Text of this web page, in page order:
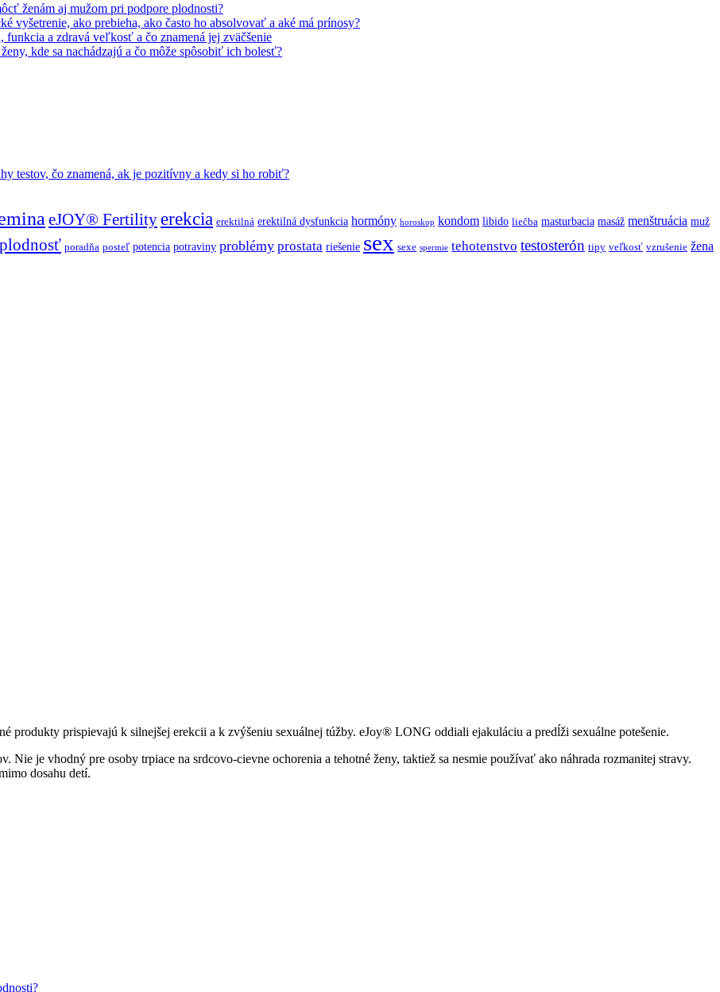
ženám aj mužom pri podpore plodnosti?
vyšetrenie, ako prebieha, ako často ho absolvovať a aké má prínosy?
funkcia a zdravá veľkosť a čo znamená jej zväčšenie
kde sa nachádzajú a čo môže spôsobiť ich bolesť?
testov, čo znamená, ak je pozitívny a kedy si ho robiť?
eJOY® Fertility erekcia erektilná erektilná dysfunkcia hormóny horoskop kondom libido liečba masturbacia masáž menštruácia muž
plodnosť poradňa posteľ potencia potraviny problémy prostata riešenie sex sexe spermie tehotenstvo testosterón tipy veľkosť vzrušenie žena
produkty prispievajú k silnejšej erekcii a k zvýšeniu sexuálnej túžby. eJoy® LONG oddiali ejakuláciu a predĺži sexuálne potešenie.
je vhodný pre osoby trpiace na srdcovo-cievne ochorenia a tehotné ženy, taktiež sa nesmie používať ako náhrada rozmanitej stravy.
dosahu detí.